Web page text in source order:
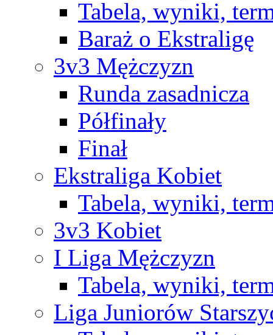
Tabela, wyniki,
Baraż o Ekstraligę
3v3 Mężczyzn
Runda zasadnicza
Półfinały
Finał
Ekstraliga Kobiet
Tabela, wyniki,
3v3 Kobiet
I Liga Mężczyzn
Tabela, wyniki,
Liga Juniorów